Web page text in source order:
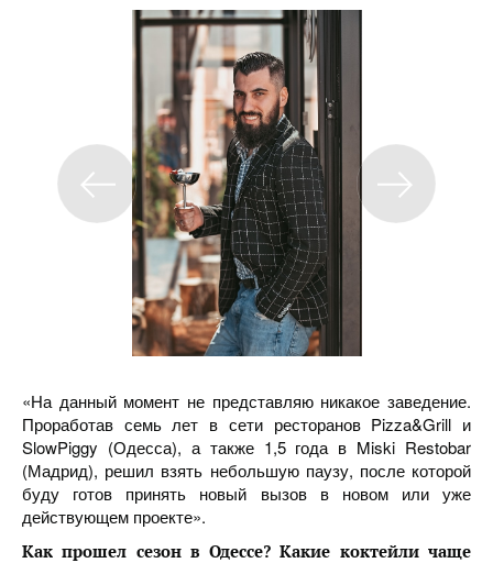
«На данный момент не представляю никакое заведение.
Проработав семь лет в сети ресторанов Pizza&Grill и
SlowPiggy (Одесса), а также 1,5 года в Miski Restobar
(Мадрид), решил взять небольшую паузу, после которой
буду готов принять новый вызов в новом или уже
действующем проекте».
Как прошел сезон в Одессе?Какие коктейли чаще